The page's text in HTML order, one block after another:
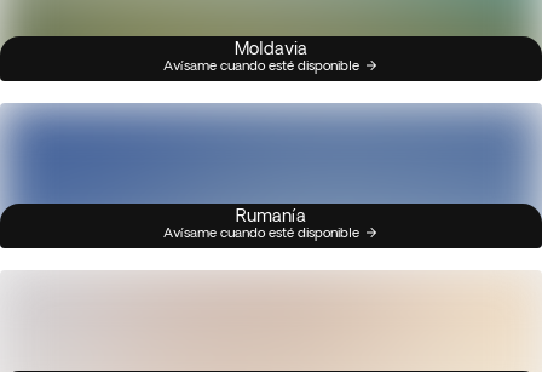
Moldavia
Avísame cuando esté disponible
Rumanía
Avísame cuando esté disponible